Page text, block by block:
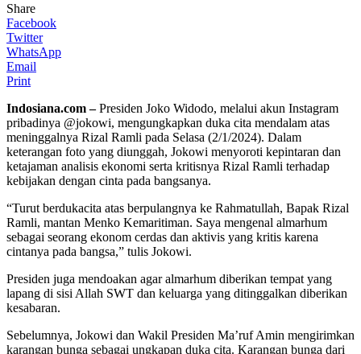
Share
Facebook
Twitter
WhatsApp
Email
Print
Indosiana.com –Presiden Joko Widodo, melalui akun Instagram
pribadinya @jokowi, mengungkapkan duka cita mendalam atas
meninggalnya Rizal Ramli pada Selasa (2/1/2024). Dalam
keterangan foto yang diunggah, Jokowi menyoroti kepintaran dan
ketajaman analisis ekonomi serta kritisnya Rizal Ramli terhadap
kebijakan dengan cinta pada bangsanya.
“Turut berdukacita atas berpulangnya ke Rahmatullah, Bapak Rizal
Ramli, mantan Menko Kemaritiman. Saya mengenal almarhum
sebagai seorang ekonom cerdas dan aktivis yang kritis karena
cintanya pada bangsa,” tulis Jokowi.
Presiden juga mendoakan agar almarhum diberikan tempat yang
lapang di sisi Allah SWT dan keluarga yang ditinggalkan diberikan
kesabaran.
Sebelumnya, Jokowi dan Wakil Presiden Ma’ruf Amin mengirimkan
karangan bunga sebagai ungkapan duka cita. Karangan bunga dari